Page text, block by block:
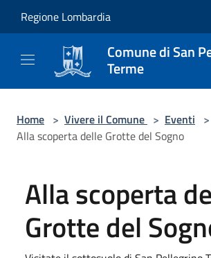
Regione Lombardia
Comune di San
Terme
Home > Vivere il Comune > Eventi >
Alla scoperta delle Grotte del Sogno
Alla scoperta
Grotte del